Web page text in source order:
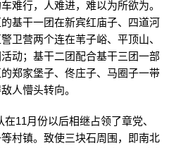
难行，人难进，难以为所欲为。
基干一团在新宾红庙子、四道河
卫营两个连在苇子峪、平顶山、
动；基干二团配合基干三团一部
郑家堡子、佟庄子、马圈子一带
人懵头转向。
11月份以后相继占领了章党、
村镇。致使三块石周围，即南北